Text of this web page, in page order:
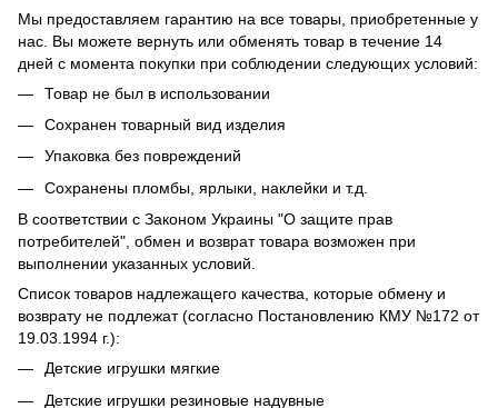
Мы предоставляем гарантию на все товары, приобретенные у
нас. Вы можете вернуть или обменять товар в течение 14
дней с момента покупки при соблюдении следующих условий:
Товар не был в использовании
Сохранен товарный вид изделия
Упаковка без повреждений
Сохранены пломбы, ярлыки, наклейки и т.д.
В соответствии с Законом Украины "О защите прав
потребителей", обмен и возврат товара возможен при
выполнении указанных условий.
Список товаров надлежащего качества, которые обмену и
возврату не подлежат (согласно Постановлению КМУ №172 от
19.03.1994 г.):
Детские игрушки мягкие
Детские игрушки резиновые надувные